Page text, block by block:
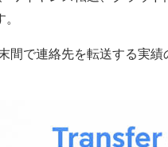
間で連絡先を転送する実